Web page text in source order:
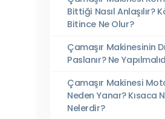
Bittiği Nasıl Anlaşılır?
Bitince Ne Olur?
Çamaşır Makinesinin
Paslanır? Ne
Çamaşır Makinesi
Neden Yanar? Kısaca
Nelerdir?